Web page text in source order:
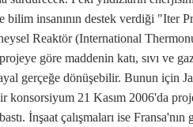
bilim insanının destek verdiği "Iter
Reaktör (International
göre maddenin katı, sıvı ve
gerçeğe dönüşebilir. Bunun için
konsorsiyum 21 Kasım 2006'da
İnşaat çalışmaları ise